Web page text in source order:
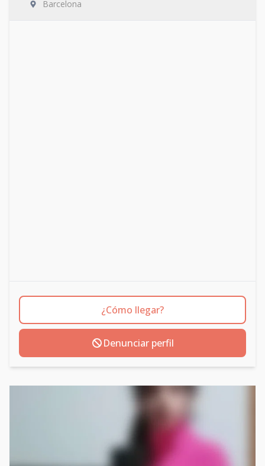
Barcelona
¿Cómo llegar?
Denunciar perfil